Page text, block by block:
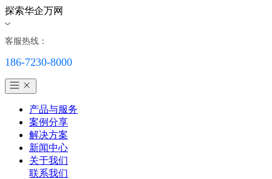
探索华企万网
客服热线：
186-7230-8000
产品与服务
案例分享
解决方案
新闻中心
关于我们
联系我们